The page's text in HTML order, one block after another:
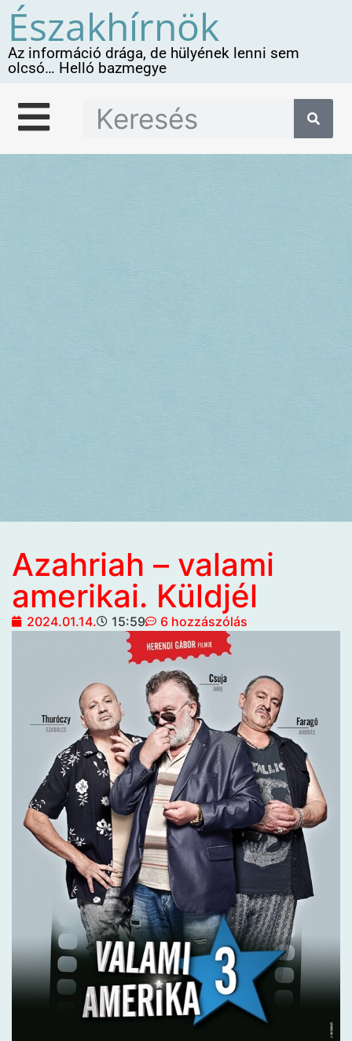
Északhírnök
Az információ drága, de hülyének lenni sem
olcsó… Helló bazmegye
Azahriah – valami
amerikai. Küldjél
2024.01.14. 15:59 6 hozzászólás